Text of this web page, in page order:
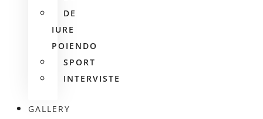
DE
IURE
POIENDO
SPORT
INTERVISTE
GALLERY